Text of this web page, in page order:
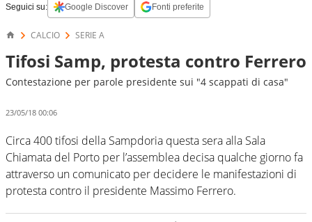
Seguici su: Google Discover Fonti preferite
CALCIO SERIE A
Tifosi Samp, protesta contro Ferrero
Contestazione per parole presidente sui "4 scappati di casa"
23/05/18 00:06
Circa 400 tifosi della Sampdoria questa sera alla Sala
Chiamata del Porto per l’assemblea decisa qualche giorno fa
attraverso un comunicato per decidere le manifestazioni di
protesta contro il presidente Massimo Ferrero.